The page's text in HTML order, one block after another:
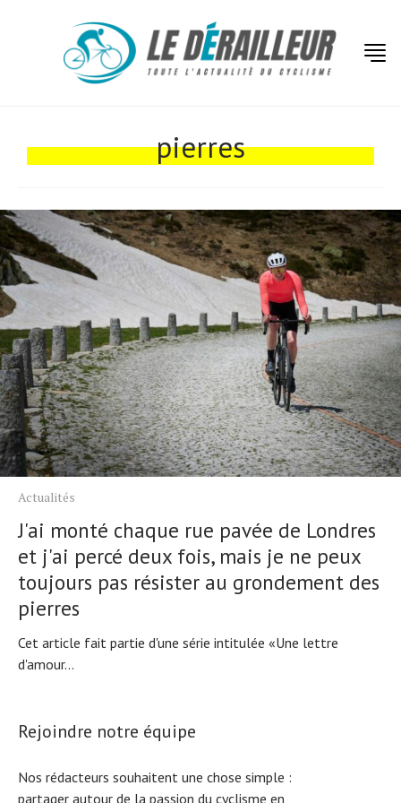
pierres
Actualités
J'ai monté chaque rue pavée de Londres
et j'ai percé deux fois, mais je ne peux
toujours pas résister au grondement des
pierres
Cet article fait partie d'une série intitulée «Une lettre
d'amour...
Rejoindre notre équipe
Nos rédacteurs souhaitent une chose simple :
partager autour de la passion du cyclisme en
Tests de produits
Conseils
Tendances
Tous nos articles
À propos